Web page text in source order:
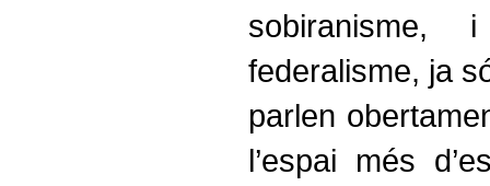
federalisme, ja
parlen
l’espai més